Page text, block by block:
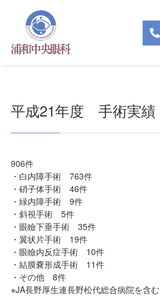
平成21年度 手術実績
906件
・白内障手術 763件
・硝子体手術 46件
・緑内障手術 9件
・斜視手術 5件
・眼瞼下垂手術 35件
・翼状片手術 19件
・眼瞼内反症手術 10件
・結膜嚢形成手術 11件
・その他 8件
※JA長野厚生連長野松代総合病院を含む